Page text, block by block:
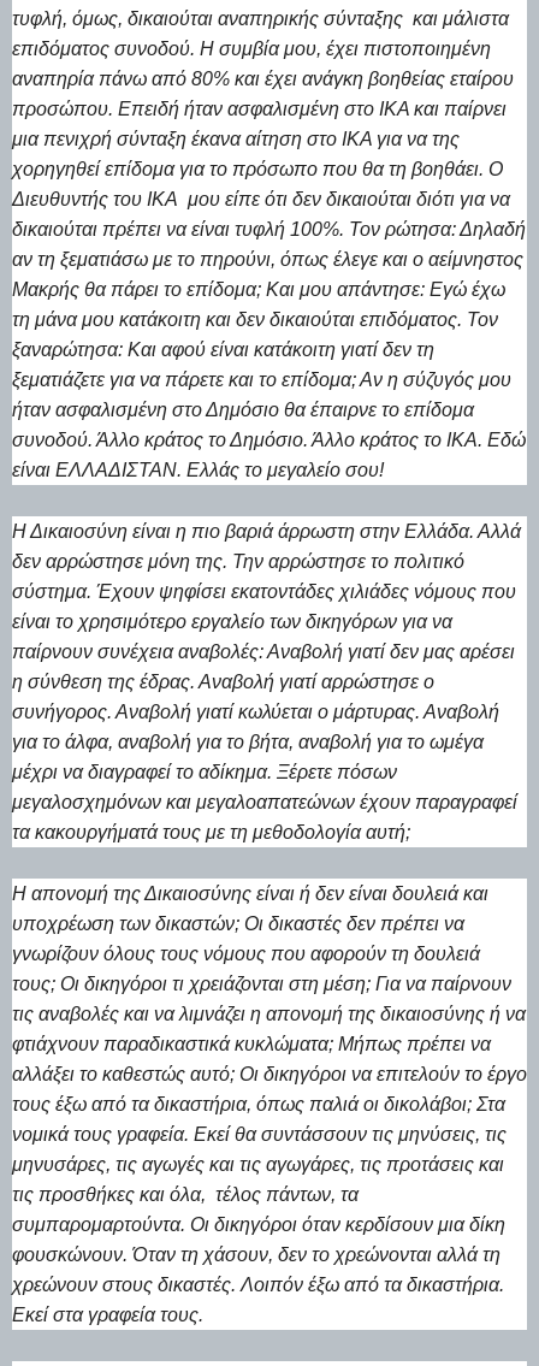
τυφλή, όμως, δικαιούται αναπηρικής σύνταξης και μάλιστα
επιδόματος συνοδού. Η συμβία μου, έχει πιστοποιημένη
αναπηρία πάνω από 80% και έχει ανάγκη βοηθείας εταίρου
προσώπου. Επειδή ήταν ασφαλισμένη στο ΙΚΑ και παίρνει
μια πενιχρή σύνταξη έκανα αίτηση στο ΙΚΑ για να της
χορηγηθεί επίδομα για το πρόσωπο που θα τη βοηθάει. Ο
Διευθυντής του ΙΚΑ μου είπε ότι δεν δικαιούται διότι για να
δικαιούται πρέπει να είναι τυφλή 100%. Τον ρώτησα: Δηλαδή
αν τη ξεματιάσω με το πηρούνι, όπως έλεγε και ο αείμνηστος
Μακρής θα πάρει το επίδομα; Και μου απάντησε: Εγώ έχω
τη μάνα μου κατάκοιτη και δεν δικαιούται επιδόματος. Τον
ξαναρώτησα: Και αφού είναι κατάκοιτη γιατί δεν τη
ξεματιάζετε για να πάρετε και το επίδομα; Αν η σύζυγός μου
ήταν ασφαλισμένη στο Δημόσιο θα έπαιρνε το επίδομα
συνοδού. Άλλο κράτος το Δημόσιο. Άλλο κράτος το ΙΚΑ. Εδώ
είναι ΕΛΛΑΔΙΣΤΑΝ. Ελλάς το μεγαλείο σου!
Η Δικαιοσύνη είναι η πιο βαριά άρρωστη στην Ελλάδα. Αλλά
δεν αρρώστησε μόνη της. Την αρρώστησε το πολιτικό
σύστημα. Έχουν ψηφίσει εκατοντάδες χιλιάδες νόμους που
είναι το χρησιμότερο εργαλείο των δικηγόρων για να
παίρνουν συνέχεια αναβολές: Αναβολή γιατί δεν μας αρέσει
η σύνθεση της έδρας. Αναβολή γιατί αρρώστησε ο
συνήγορος. Αναβολή γιατί κωλύεται ο μάρτυρας. Αναβολή
για το άλφα, αναβολή για το βήτα, αναβολή για το ωμέγα
μέχρι να διαγραφεί το αδίκημα. Ξέρετε πόσων
μεγαλοσχημόνων και μεγαλοαπατεώνων έχουν παραγραφεί
τα κακουργήματά τους με τη μεθοδολογία αυτή;
Η απονομή της Δικαιοσύνης είναι ή δεν είναι δουλειά και
υποχρέωση των δικαστών; Οι δικαστές δεν πρέπει να
γνωρίζουν όλους τους νόμους που αφορούν τη δουλειά
τους; Οι δικηγόροι τι χρειάζονται στη μέση; Για να παίρνουν
τις αναβολές και να λιμνάζει η απονομή της δικαιοσύνης ή να
φτιάχνουν παραδικαστικά κυκλώματα; Μήπως πρέπει να
αλλάξει το καθεστώς αυτό; Οι δικηγόροι να επιτελούν το έργο
τους έξω από τα δικαστήρια, όπως παλιά οι δικολάβοι; Στα
νομικά τους γραφεία. Εκεί θα συντάσσουν τις μηνύσεις, τις
μηνυσάρες, τις αγωγές και τις αγωγάρες, τις προτάσεις και
τις προσθήκες και όλα, τέλος πάντων, τα
συμπαρομαρτούντα. Οι δικηγόροι όταν κερδίσουν μια δίκη
φουσκώνουν. Όταν τη χάσουν, δεν το χρεώνονται αλλά τη
χρεώνουν στους δικαστές. Λοιπόν έξω από τα δικαστήρια.
Εκεί στα γραφεία τους.